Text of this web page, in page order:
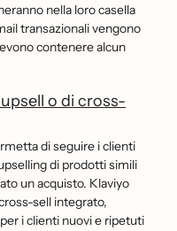
nella loro casella
transazionali vengono
contenere alcun
o di cross-
di seguire i clienti
di prodotti simili
un acquisto. Klaviyo
sell integrato,
i clienti nuovi e ripetuti